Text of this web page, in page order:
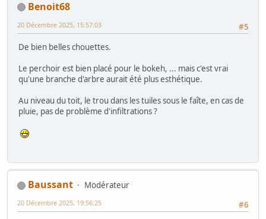
Benoit68
#5
20 Décembre 2025, 15:57:03
De bien belles chouettes.
Le perchoir est bien placé pour le bokeh, ... mais c'est vrai
qu'une branche d'arbre aurait été plus esthétique.
Au niveau du toit, le trou dans les tuiles sous le faîte, en cas de
pluie, pas de problème d'infiltrations ?
Baussant
Modérateur
#6
20 Décembre 2025, 19:56:25